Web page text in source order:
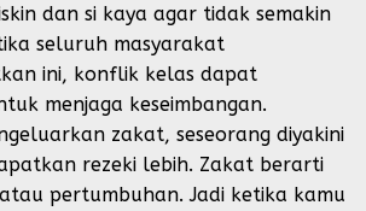
dan si kaya agar tidak semakin
seluruh masyarakat
ini, konflik kelas dapat
menjaga keseimbangan.
zakat, seseorang diyakini
rezeki lebih. Zakat berarti
pertumbuhan. Jadi ketika kamu